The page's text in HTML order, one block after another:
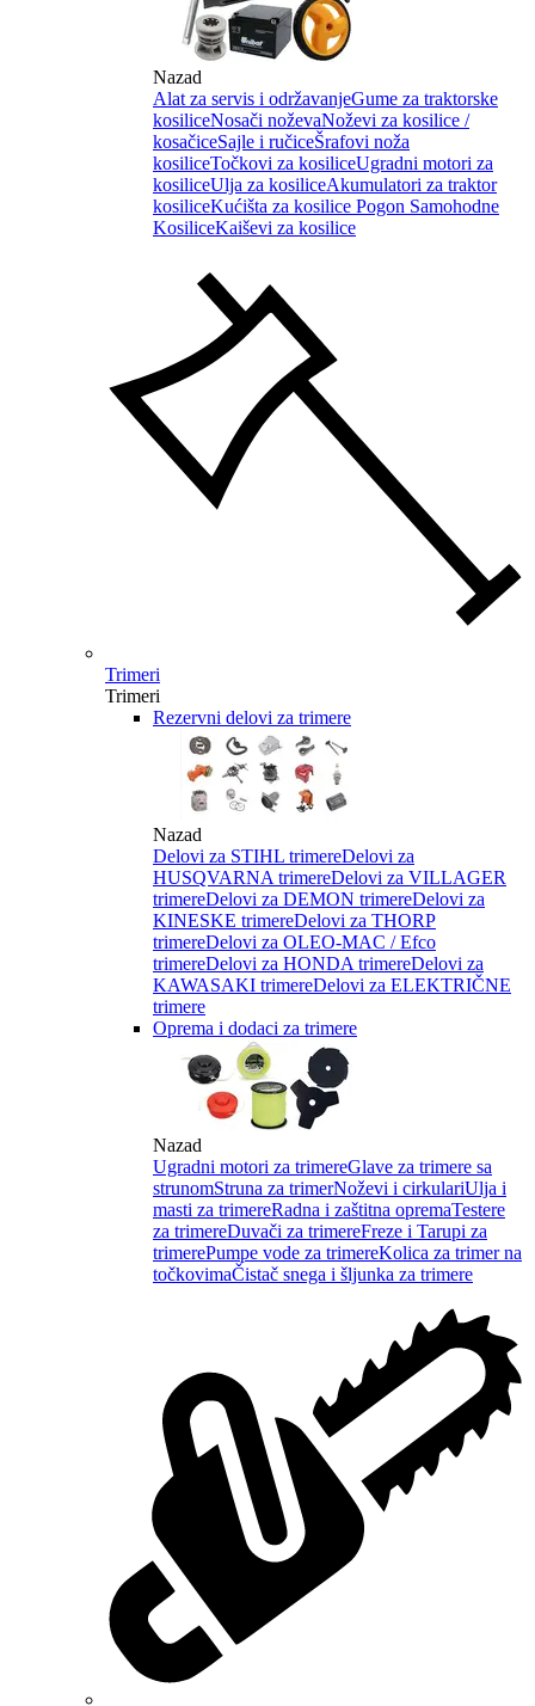
Nazad
Alat za servis i održavanjeGume za traktorske
kosiliceNosači noževaNoževi za kosilice /
kosačiceSajle i ručiceŠrafovi noža
kosiliceTočkovi za kosiliceUgradni motori za
kosiliceUlja za kosiliceAkumulatori za traktor
kosiliceKućišta za kosilice Pogon Samohodne
KosiliceKaiševi za kosilice
Trimeri
Trimeri
Rezervni delovi za trimere
Nazad
Delovi za STIHL trimereDelovi za
HUSQVARNA trimereDelovi za VILLAGER
trimereDelovi za DEMON trimereDelovi za
KINESKE trimereDelovi za THORP
trimereDelovi za OLEO-MAC / Efco
trimereDelovi za HONDA trimereDelovi za
KAWASAKI trimereDelovi za ELEKTRIČNE
trimere
Oprema i dodaci za trimere
Nazad
Ugradni motori za trimereGlave za trimere sa
strunomStruna za trimerNoževi i cirkulariUlja i
masti za trimereRadna i zaštitna opremaTestere
za trimereDuvači za trimereFreze i Tarupi za
trimerePumpe vode za trimereKolica za trimer na
točkovimaČistač snega i šljunka za trimere